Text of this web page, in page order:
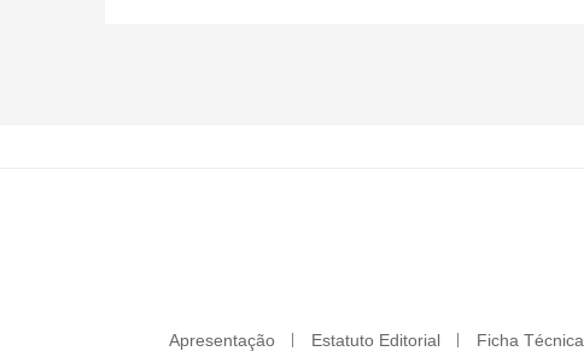
Apresentação Estatuto Editorial Ficha Técnica